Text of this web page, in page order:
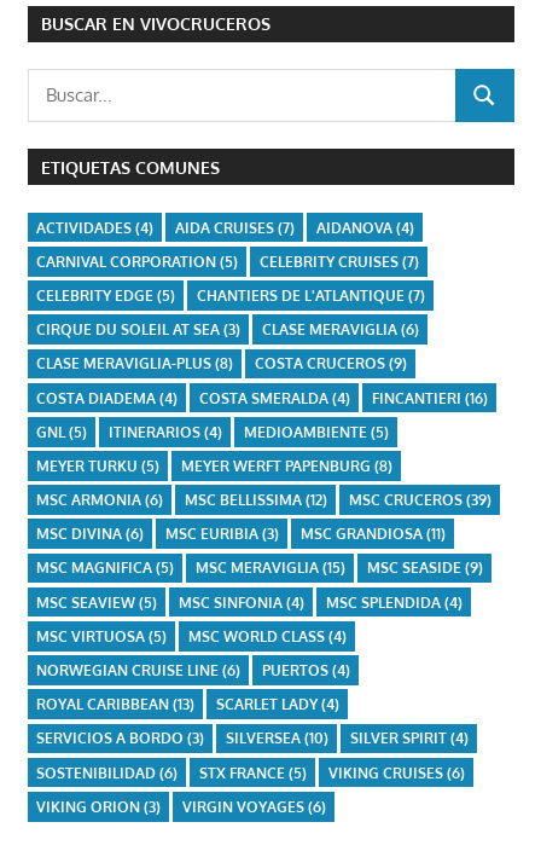
BUSCAR EN VIVOCRUCEROS
Buscar:
BUSCAR
ETIQUETAS COMUNES
ACTIVIDADES(4) AIDA CRUISES(7) AIDANOVA(4)
CARNIVAL CORPORATION(5) CELEBRITY CRUISES(7)
CELEBRITY EDGE (5) CHANTIERS DE L'ATLANTIQUE (7)
CIRQUE DU SOLEIL AT SEA(3) CLASE MERAVIGLIA(6)
CLASE MERAVIGLIA-PLUS(8) COSTA CRUCEROS(9)
COSTA DIADEMA(4) COSTA SMERALDA(4) FINCANTIERI (16)
GNL (5) ITINERARIOS(4) MEDIOAMBIENTE (5)
MEYER TURKU (5) MEYER WERFT PAPENBURG (8)
MSC ARMONIA(6) MSC BELLISSIMA(12) MSC CRUCEROS(39)
MSC DIVINA(6) MSC EURIBIA(3) MSC GRANDIOSA(11)
MSC MAGNIFICA(5) MSC MERAVIGLIA(15) MSC SEASIDE(9)
MSC SEAVIEW(5) MSC SINFONIA(4) MSC SPLENDIDA(4)
MSC VIRTUOSA(5) MSC WORLD CLASS(4)
NORWEGIAN CRUISE LINE(6) PUERTOS(4)
ROYAL CARIBBEAN(13) SCARLET LADY(4)
SERVICIOS A BORDO (3) SILVERSEA(10) SILVER SPIRIT(4)
SOSTENIBILIDAD(6) STX FRANCE (5) VIKING CRUISES(6)
VIKING ORION(3) VIRGIN VOYAGES(6)